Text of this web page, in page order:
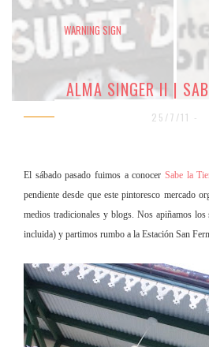
WARNING SIGN
ALMA SINGER II |
25/7/11 -
El sábado pasado fuimos a conocer Sabe la
pendiente desde que este pintoresco mercado
medios tradicionales y blogs. Nos apiñamos
incluida) y partimos rumbo a la Estación San